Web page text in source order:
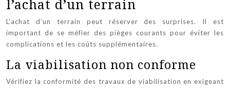
l’achat d’un terrain
L’achat d’un terrain peut réserver des surprises. Il est
important de se méfier des pièges courants pour éviter les
complications et les coûts supplémentaires.
La viabilisation non conforme
Vérifiez la conformité des travaux de viabilisation en exigeant